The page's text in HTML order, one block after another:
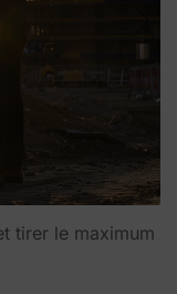
tirer le maximum